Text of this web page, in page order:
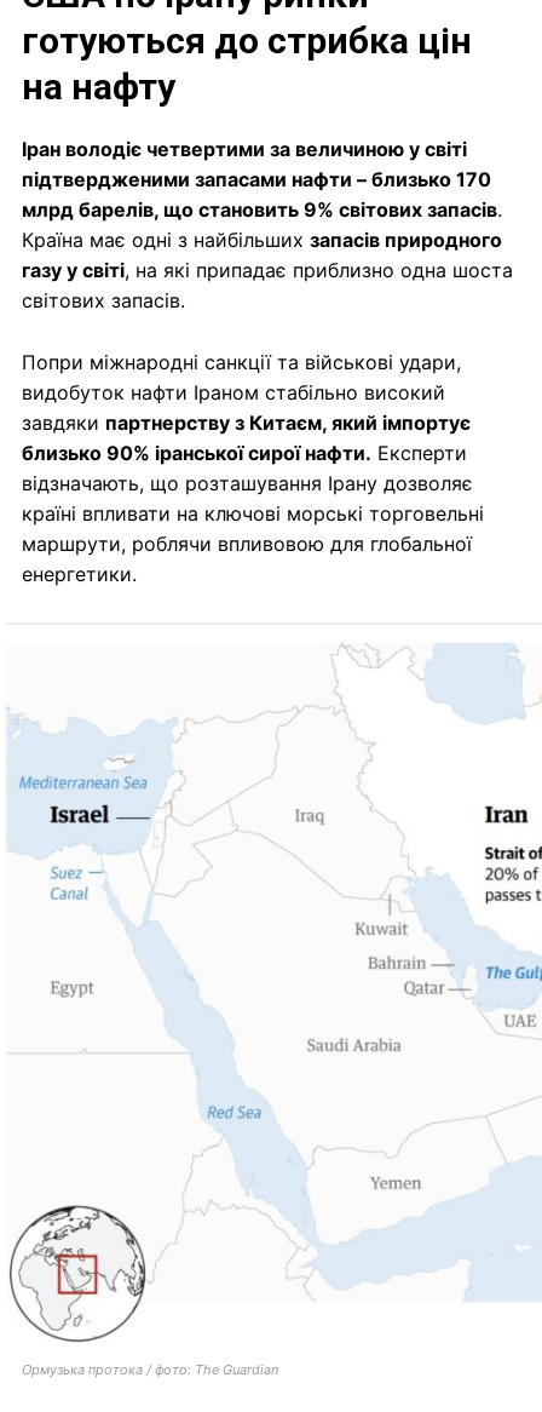
готуються до стрибка цін
на нафту
Іран володіє четвертими за величиною у світі
підтвердженими запасами нафти – близько 170
млрд барелів, що становить 9% світових запасів.
Країна має одні з найбільших запасів природного
газу у світі, на які припадає приблизно одна шоста
світових запасів.
Попри міжнародні санкції та військові удари,
видобуток нафти Іраном стабільно високий
завдяки партнерству з Китаєм, який імпортує
близько 90% іранської сирої нафти. Експерти
відзначають, що розташування Ірану дозволяє
країні впливати на ключові морські торговельні
маршрути, роблячи впливовою для глобальної
енергетики.
Ормузька протока / фото: The Guardian